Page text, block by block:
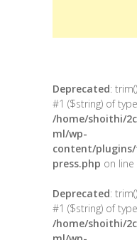
Deprecated:
#1 ($string) of
/home/shoithi/
ml/wp-
content/
press.php on line
Deprecated:
#1 ($string) of
/home/shoithi/